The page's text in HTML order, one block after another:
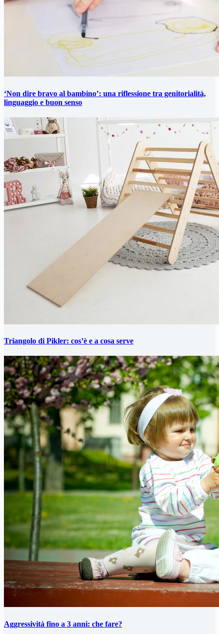
‘Non dire bravo al bambino’: una riflessione tra genitorialità,
linguaggio e buon senso
Triangolo di Pikler: cos’è e a cosa serve
Aggressività fino a 3 anni: che fare?